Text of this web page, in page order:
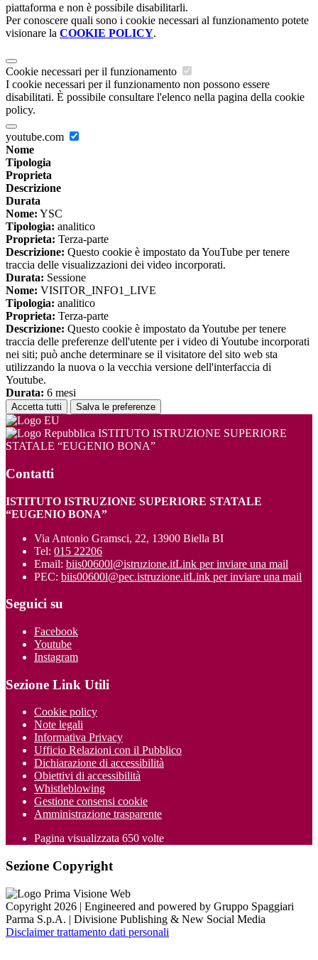
piattaforma e non è possibile disabilitarli.
Per conoscere quali sono i cookie necessari al funzionamento potete
visionare la COOKIE POLICY.
Cookie necessari per il funzionamento
I cookie necessari per il funzionamento non possono essere
disabilitati. È possibile consultare l'elenco nella pagina della cookie
policy.
youtube.com
Nome
Tipologia
Proprieta
Descrizione
Durata
Nome: YSC
Tipologia: analitico
Proprieta: Terza-parte
Descrizione: Questo cookie è impostato da YouTube per tenere
traccia delle visualizzazioni dei video incorporati.
Durata: Sessione
Nome: VISITOR_INFO1_LIVE
Tipologia: analitico
Proprieta: Terza-parte
Descrizione: Questo cookie è impostato da Youtube per tenere
traccia delle preferenze dell'utente per i video di Youtube incorporati
nei siti; può anche determinare se il visitatore del sito web sta
utilizzando la nuova o la vecchia versione dell'interfaccia di
Youtube.
Durata: 6 mesi
Accetta tutti Salva le preferenze
ISTITUTO ISTRUZIONE SUPERIORE
STATALE “EUGENIO BONA”
Contatti
ISTITUTO ISTRUZIONE SUPERIORE STATALE
“EUGENIO BONA”
Via Antonio Gramsci, 22, 13900 Biella BI
Tel: 015 22206
Email: biis00600l@istruzione.itLink per inviare una mail
PEC: biis00600l@pec.istruzione.itLink per inviare una mail
Seguici su
Facebook
Youtube
Instagram
Sezione Link Utili
Cookie policy
Note legali
Informativa Privacy
Ufficio Relazioni con il Pubblico
Dichiarazione di accessibilità
Obiettivi di accessibilità
Whistleblowing
Gestione consensi cookie
Amministrazione trasparente
Pagina visualizzata 650 volte
Sezione Copyright
Copyright 2026 | Engineered and powered by Gruppo Spaggiari
Parma S.p.A. | Divisione Publishing & New Social Media
Disclaimer trattamento dati personali